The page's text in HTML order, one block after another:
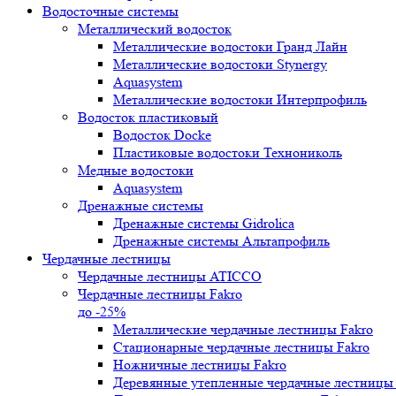
Водосточные системы
Металлический водосток
Металлические водостоки Гранд Лайн
Металлические водостоки Stynergy
Aquasystem
Металлические водостоки Интерпрофиль
Водосток пластиковый
Водосток Docke
Пластиковые водостоки Технониколь
Медные водостоки
Aquasystem
Дренажные системы
Дренажные системы Gidrolica
Дренажные системы Альтапрофиль
Чердачные лестницы
Чердачные лестницы ATICCO
Чердачные лестницы Fakro
до -25%
Металлические чердачные лестницы Fakro
Стационарные чердачные лестницы Fakro
Ножничные лестницы Fakro
Деревянные утепленные чердачные лестницы